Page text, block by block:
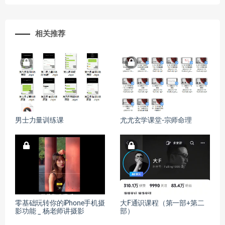
相关推荐
男士力量训练课 尤尤玄学课堂-宗师命理
零基础玩转你的iPhone手机摄
影功能 _ 杨老师讲摄影
大F通识课程（第一部+第二
部）